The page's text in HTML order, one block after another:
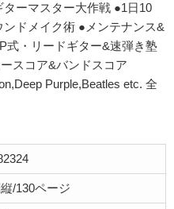
ーマスター大作戦 ●1日10
ドメイク術 ●メンテナンス&
式・リードギター&速弾き塾
スコア&バンドスコア
Purple,Beatles etc. 全
/130ページ